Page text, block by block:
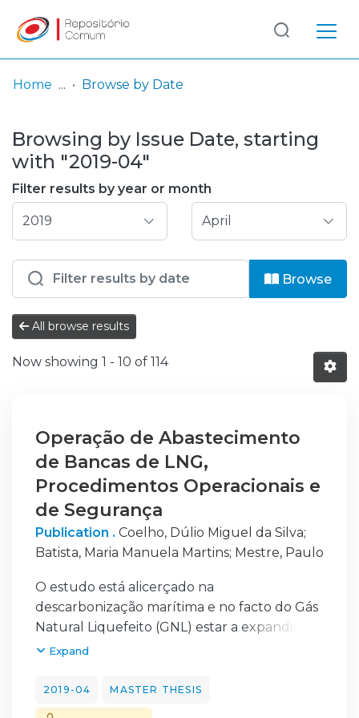
& Collections
Browse repository
Entities
Log
In
(current)
Home Browse by Date
Browsing by Issue Date, starting
with "2019-04"
Filter results by year or month
Browse
All browse results
Now showing 1 - 10 of 114
Operação de Abastecimento
de Bancas de LNG,
Procedimentos Operacionais e
de Segurança
Publication . Coelho, Dúlio Miguel da Silva;
Batista, Maria Manuela Martins; Mestre, Paulo
O estudo está alicerçado na
descarbonização marítima e no facto do Gás
Natural Liquefeito (GNL) estar a expandir-se
globalmente como combustível naval, não
sobre o tema.
A pesquisa tem como output um Manual de
Expand
2019-04 MASTER THESIS